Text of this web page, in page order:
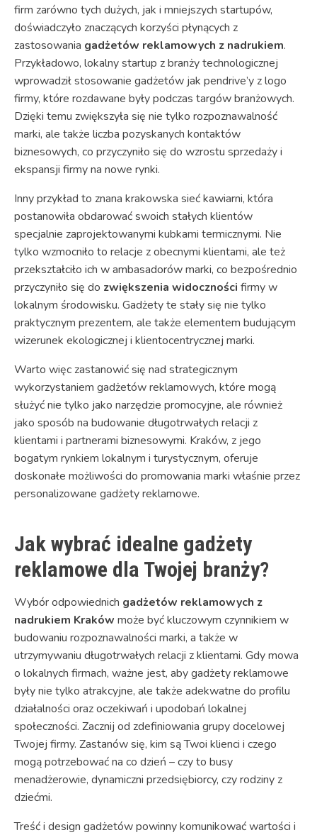
firm zarówno tych dużych, jak i mniejszych startupów,
doświadczyło znaczących korzyści płynących z
zastosowania gadżetów reklamowych z nadrukiem.
Przykładowo, lokalny startup z branży technologicznej
wprowadził stosowanie gadżetów jak pendrive’y z logo
firmy, które rozdawane były podczas targów branżowych.
Dzięki temu zwiększyła się nie tylko rozpoznawalność
marki, ale także liczba pozyskanych kontaktów
biznesowych, co przyczyniło się do wzrostu sprzedaży i
ekspansji firmy na nowe rynki.
Inny przykład to znana krakowska sieć kawiarni, która
postanowiła obdarować swoich stałych klientów
specjalnie zaprojektowanymi kubkami termicznymi. Nie
tylko wzmocniło to relacje z obecnymi klientami, ale też
przekształciło ich w ambasadorów marki, co bezpośrednio
przyczyniło się do zwiększenia widoczności firmy w
lokalnym środowisku. Gadżety te stały się nie tylko
praktycznym prezentem, ale także elementem budującym
wizerunek ekologicznej i klientocentrycznej marki.
Warto więc zastanowić się nad strategicznym
wykorzystaniem gadżetów reklamowych, które mogą
służyć nie tylko jako narzędzie promocyjne, ale również
jako sposób na budowanie długotrwałych relacji z
klientami i partnerami biznesowymi. Kraków, z jego
bogatym rynkiem lokalnym i turystycznym, oferuje
doskonałe możliwości do promowania marki właśnie przez
personalizowane gadżety reklamowe.
Jak wybrać idealne gadżety
reklamowe dla Twojej branży?
Wybór odpowiednich gadżetów reklamowych z
nadrukiem Kraków może być kluczowym czynnikiem w
budowaniu rozpoznawalności marki, a także w
utrzymywaniu długotrwałych relacji z klientami. Gdy mowa
o lokalnych firmach, ważne jest, aby gadżety reklamowe
były nie tylko atrakcyjne, ale także adekwatne do profilu
działalności oraz oczekiwań i upodobań lokalnej
społeczności. Zacznij od zdefiniowania grupy docelowej
Twojej firmy. Zastanów się, kim są Twoi klienci i czego
mogą potrzebować na co dzień – czy to busy
menadżerowie, dynamiczni przedsiębiorcy, czy rodziny z
dziećmi.
Treść i design gadżetów powinny komunikować wartości i